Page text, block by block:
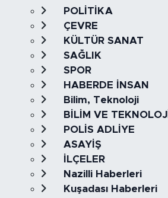
POLİTİKA
ÇEVRE
KÜLTÜR SANAT
SAĞLIK
SPOR
HABERDE İNSAN
Bilim, Teknoloji
BİLİM VE TEKNOLOJİ
POLİS ADLİYE
ASAYİŞ
İLÇELER
Nazilli Haberleri
Kuşadası Haberleri